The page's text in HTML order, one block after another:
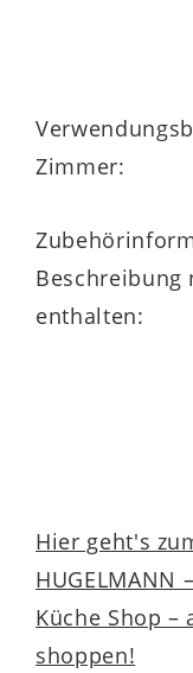
Zimmer:
Beschreibung
enthalten:
Hier geht's
HUGELMANN
Küche Shop
shoppen!